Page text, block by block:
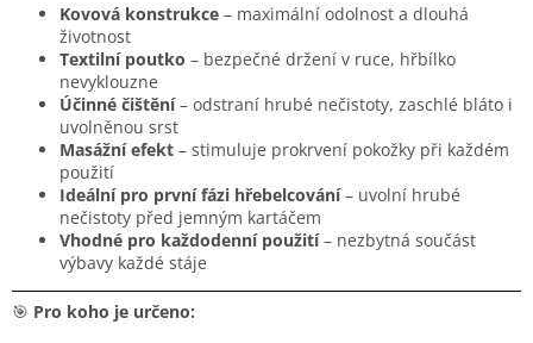
Kovová konstrukce – maximální odolnost a dlouhá
životnost
Textilní poutko – bezpečné držení v ruce, hřbílko
nevyklouzne
Účinné čištění – odstraní hrubé nečistoty, zaschlé bláto i
uvolněnou srst
Masážní efekt – stimuluje prokrvení pokožky při každém
použití
Ideální pro první fázi hřebelcování – uvolní hrubé
nečistoty před jemným kartáčem
Vhodné pro každodenní použití – nezbytná součást
výbavy každé stáje
🎯 Pro koho je určeno: